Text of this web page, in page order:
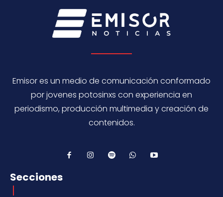
Emisor es un medio de comunicación conformado
por jovenes potosinxs con experiencia en
periodismo, producción multimedia y creación de
contenidos.
Secciones